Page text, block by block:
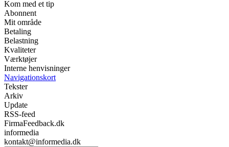
Kom med et tip
Abonnent
Mit område
Betaling
Belastning
Kvaliteter
Værktøjer
Interne henvisninger
Navigationskort
Tekster
Arkiv
Update
RSS-feed
FirmaFeedback.dk
informedia
kontakt@informedia.dk